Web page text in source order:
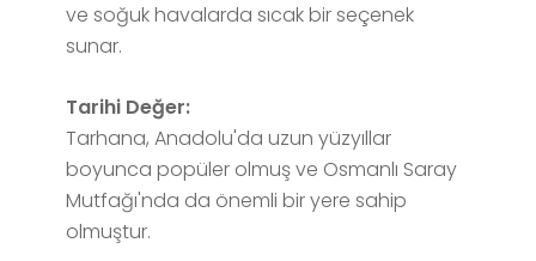
ve soğuk havalarda sıcak bir seçenek
sunar.
Tarihi Değer:
Tarhana, Anadolu'da uzun yüzyıllar
boyunca popüler olmuş ve Osmanlı Saray
Mutfağı'nda da önemli bir yere sahip
olmuştur.